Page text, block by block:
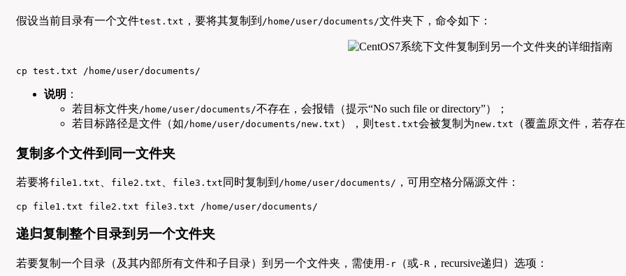
假设当前目录有一个文件test.txt ，要将其复制到 /home/user/documents/文件夹下，命令如下：
cp test.txt /home/user/documents/
说明 ：
若目标文件夹 /home/user/documents/不存在，会报错（提示“No such file or directory”）；
若目标路径是文件（如 /home/user/documents/new.txt ），则 test.txt会被复制为new.txt （覆盖原文件，若存
复制多个文件到同一文件夹
若要将file1.txt 、 file2.txt 、 file3.txt 同时复制到 /home/user/documents/ ，可用空格分隔源文件：
cp file1.txt file2.txt file3.txt /home/user/documents/
递归复制整个目录到另一个文件夹
若要复制一个目录（及其内部所有文件和子目录）到另一个文件夹，需使用 -r （或-R ，recursive递归）选项：